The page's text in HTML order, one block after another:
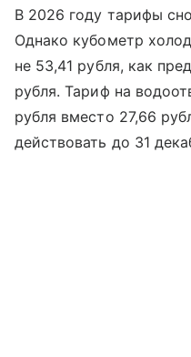
В 2026 году тарифы
Однако кубометр
не 53,41 рубля, как
рубля. Тариф на
рубля вместо 27,66
действовать до 31